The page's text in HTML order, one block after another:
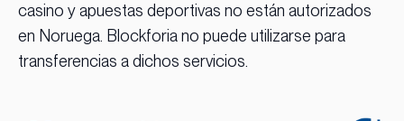
casino y apuestas deportivas no están autorizados
en Noruega. Blockforia no puede utilizarse para
transferencias a dichos servicios.